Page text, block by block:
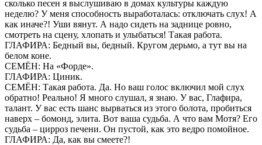
сколько песен я выслушиваю в домах культуры каждую
неделю? У меня способность выработалась: отключать слух! А
как иначе?! Уши вянут. А надо сидеть на заднице ровно,
смотреть на сцену, хлопать и улыбаться! Такая работа.
ГЛАФИРА: Бедный вы, бедный. Кругом дерьмо, а тут вы на
белом коне.
СЕМЁН: На «Форде».
ГЛАФИРА: Циник.
СЕМЁН: Такая работа. Да. Но ваш голос включил мой слух
обратно! Реально! Я много слушал, я знаю. У вас, Глафира,
талант. У вас есть шанс вырваться из этого болота, пробиться
наверх – бомонд, элита. Вот ваша судьба. А что вам Мотя? Его
судьба – цирроз печени. Он пустой, как это ведро помойное.
ГЛАФИРА: Да, как вы смеете?!